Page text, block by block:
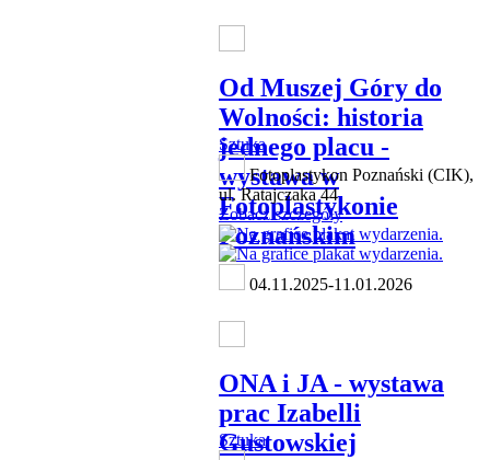
Od Muszej Góry do
Wolności: historia
jednego placu -
wystawa w
Fotoplastykonie
Poznańskim
Sztuka
Fotoplastykon Poznański (CIK),
ul. Ratajczaka 44
Zobacz szczegóły
04.11.2025-11.01.2026
ONA i JA - wystawa
prac Izabelli
Gustowskiej
Sztuka